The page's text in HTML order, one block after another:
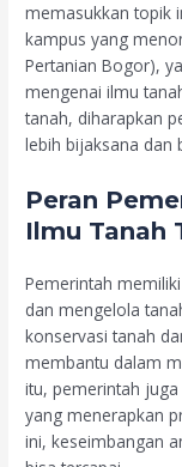
memasukkan topik
kampus yang
Pertanian Bogor),
mengenai ilmu
tanah, diharapkan
lebih bijaksana dan
Peran
Ilmu Tanah
Pemerintah
dan mengelola
konservasi tanah
membantu dalam
itu, pemerintah
yang menerapkan
ini, keseimbangan